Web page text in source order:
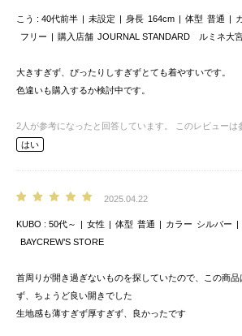
こう 40代前半 未設定 身長 164cm 体型 普通
フリー
購入店舗 JOURNAL STANDARD ルミネ大
大きすぎず、ぴったりしすぎずとても着やすいです。
色違いも購入するか検討中です。
2 人が参考になったと回答しています。
このレビューは
はい
2025.04.22
KUBO 50代～ 女性 体型 普通 カラー シルバー
BAYCREW’S STORE
首周りが開き過ぎないものを探していたので、この商
ず、ちょうど良い開きでした
生地感も薄すぎず厚すぎず、良かったです